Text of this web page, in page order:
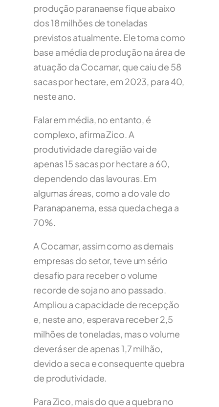
produção paranaense fique abaixo
dos 18 milhões de toneladas
previstos atualmente. Ele toma como
base a média de produção na área de
atuação da Cocamar, que caiu de 58
sacas por hectare, em 2023, para 40,
neste ano.
Falar em média, no entanto, é
complexo, afirma Zico. A
produtividade da região vai de
apenas 15 sacas por hectare a 60,
dependendo das lavouras. Em
algumas áreas, como a do vale do
Paranapanema, essa queda chega a
70%.
A Cocamar, assim como as demais
empresas do setor, teve um sério
desafio para receber o volume
recorde de soja no ano passado.
Ampliou a capacidade de recepção
e, neste ano, esperava receber 2,5
milhões de toneladas, mas o volume
deverá ser de apenas 1,7 milhão,
devido a seca e consequente quebra
de produtividade.
Para Zico, mais do que a quebra no